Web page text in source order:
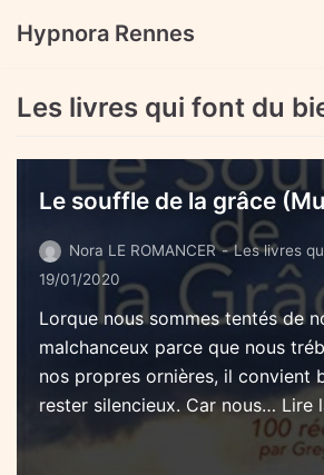
Aller
Hypnora Rennes
Les livres qui font du
Le souffle de la grâce
Nora LE ROMANCER
Les livres
19/01/2020
Lorque nous sommes tentés de
malchanceux parce que nous
nos propres ornières, il convient
rester silencieux. Car nous…Lire